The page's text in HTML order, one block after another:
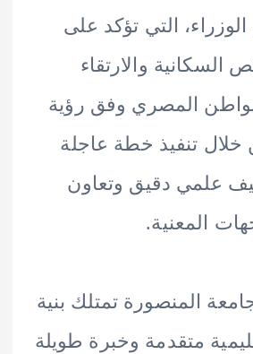
التي تؤكد على
والارتقاء
وفق رؤية
تنفيذ خطة عاجلة
دقيق وتعاون
تمتلك بنية
وخبرة طويلة